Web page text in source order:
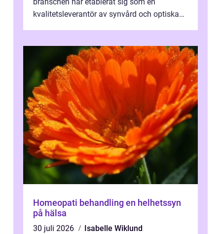
branschen har etablerat sig som en
kvalitetsleverantör av synvård och optiska
Homeopati behandling en helhetssyn
på hälsa
30 juli 2026
Isabelle Wiklund